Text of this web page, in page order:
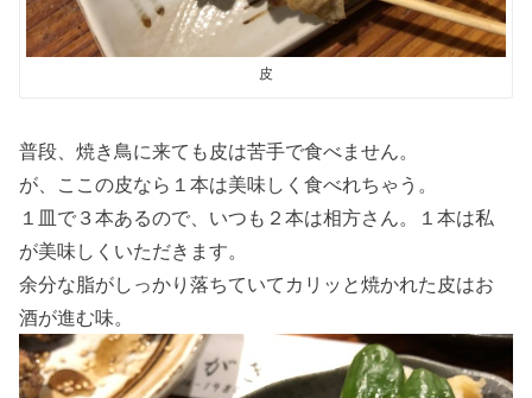
皮
普段、焼き鳥に来ても皮は苦手で食べません。
が、ここの皮なら１本は美味しく食べれちゃう。
１皿で３本あるので、いつも２本は相方さん。１本は私
が美味しくいただきます。
余分な脂がしっかり落ちていてカリッと焼かれた皮はお
酒が進む味。